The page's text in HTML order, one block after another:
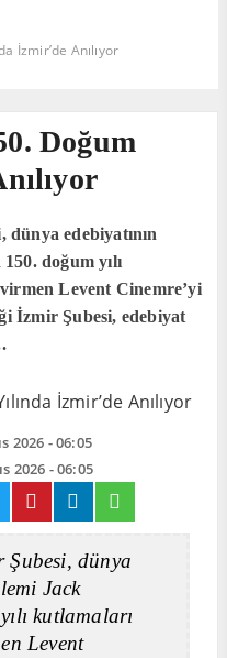
İzmir’de Anılıyor
Doğum
edebiyatının
doğum yılı
Levent Cinemre’yi
İzmir Şubesi, edebiyat
2026 - 06:05
2026 - 06:05
dünya
Jack
kutlamaları
Levent